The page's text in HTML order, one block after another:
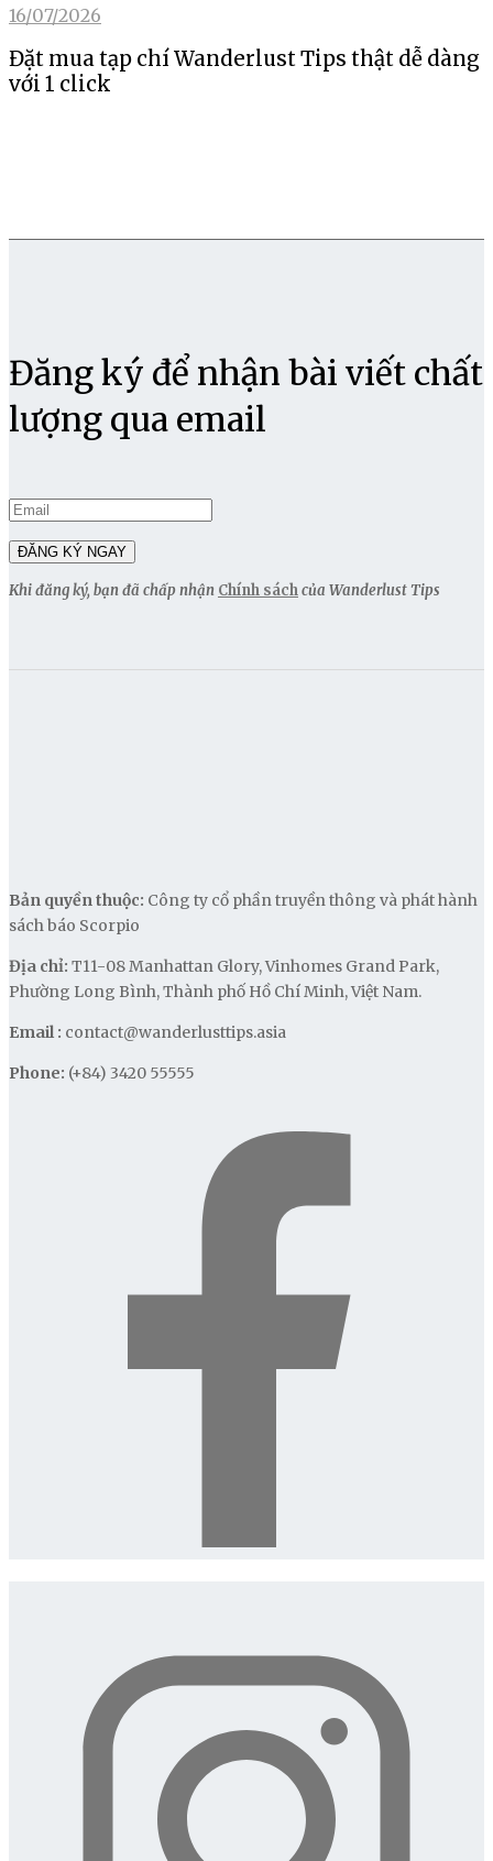
16/07/2026
Đặt mua tạp chí Wanderlust Tips thật dễ dàng
với 1 click
Đăng ký để nhận bài viết chất
lượng qua email
Khi đăng ký, bạn đã chấp nhận Chính sáchcủa Wanderlust Tips
Bản quyền thuộc: Công ty cổ phần truyền thông và phát hành
sách báo Scorpio
Địa chỉ: T11-08 Manhattan Glory, Vinhomes Grand Park,
Phường Long Bình, Thành phố Hồ Chí Minh, Việt Nam.
Email : contact@wanderlusttips.asia
Phone: (+84) 3420 55555